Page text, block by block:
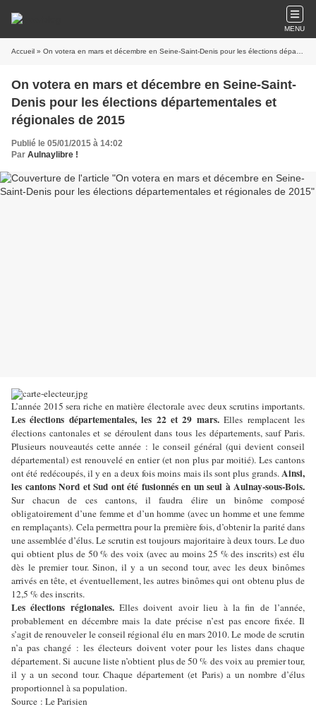
MENU
Accueil » On votera en mars et décembre en Seine-Saint-Denis pour les élections départementales et régionales de 2015
On votera en mars et décembre en Seine-Saint-
Denis pour les élections départementales et
régionales de 2015
Publié le 05/01/2015 à 14:02
Par Aulnaylibre !
L’année 2015 sera riche en matière électorale avec deux scrutins importants.
Les élections départementales, les 22 et 29 mars.Elles remplacent les
élections cantonales et se déroulent dans tous les départements, sauf Paris.
Plusieurs nouveautés cette année : le conseil général (qui devient conseil
départemental) est renouvelé en entier (et non plus par moitié). Les cantons
ont été redécoupés, il y en a deux fois moins mais ils sont plus grands.Ainsi,
les cantons Nord et Sud ont été fusionnés en un seul à Aulnay-sous-Bois.
Sur chacun de ces cantons, il faudra élire un binôme composé
obligatoirement d’une femme et d’un homme (avec un homme et une femme
en remplaçants). Cela permettra pour la première fois, d’obtenir la parité dans
une assemblée d’élus. Le scrutin est toujours majoritaire à deux tours. Le duo
qui obtient plus de 50 % des voix (avec au moins 25 % des inscrits) est élu
dès le premier tour. Sinon, il y a un second tour, avec les deux binômes
arrivés en tête, et éventuellement, les autres binômes qui ont obtenu plus de
12,5 % des inscrits.
Les élections régionales.Elles doivent avoir lieu à la fin de l’année,
probablement en décembre mais la date précise n’est pas encore fixée. Il
s’agit de renouveler le conseil régional élu en mars 2010. Le mode de scrutin
n’a pas changé : les électeurs doivent voter pour les listes dans chaque
département. Si aucune liste n’obtient plus de 50 % des voix au premier tour,
il y a un second tour. Chaque département (et Paris) a un nombre d’élus
proportionnel à sa population.
Source : Le Parisien